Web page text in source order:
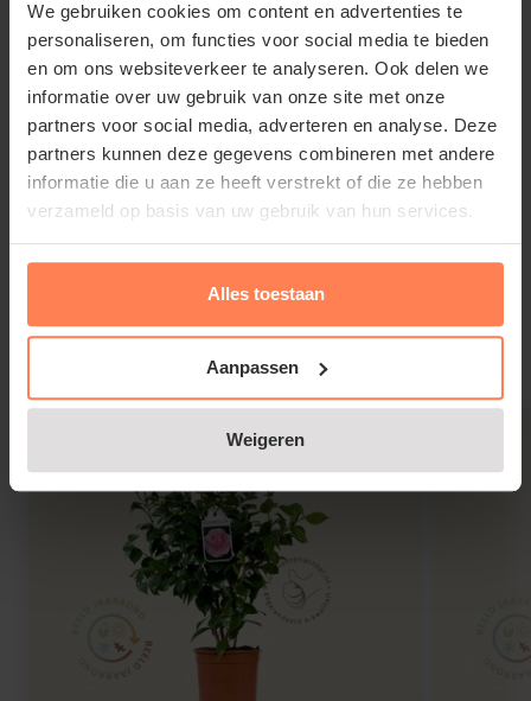
We gebruiken cookies om content en advertenties te
personaliseren, om functies voor social media te bieden
en om ons websiteverkeer te analyseren. Ook delen we
informatie over uw gebruik van onze site met onze
partners voor social media, adverteren en analyse. Deze
partners kunnen deze gegevens combineren met andere
informatie die u aan ze heeft verstrekt of die ze hebben
verzameld op basis van uw gebruik van hun services.
Alles toestaan
Aanpassen
Weigeren
Standplaats Camellia sasanqua 'Hino
de Gumo'
Deze tuinplant geeft de voorkeur aan een plaats in
de (half)schaduw op een beschutte plaats,
beschermd tegen koude, uitdrogende oostenwind
vochtige, zure bodem. Gebruik, om het zure
bodemmilieu te behouden, royaal tuinturf bij het
aanplanten.
Camellia sasanqua 'Hino de Gumo'
snoeien en onderhouden
Bij herfstbloeiende Camelia's is lichte vormsnoei in
Lees meer
Gerelateerde producten